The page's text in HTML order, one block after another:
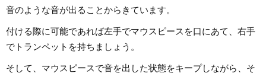
音のような音が出ることからきています。
付ける際に可能であれば左手でマウスピースを口にあて、右手
でトランペットを持ちましょう。
そして、マウスピースで音を出した状態をキープしながら、そ